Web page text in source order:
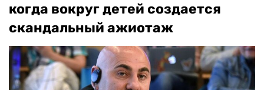
когда вокруг детей создается
скандальный ажиотаж